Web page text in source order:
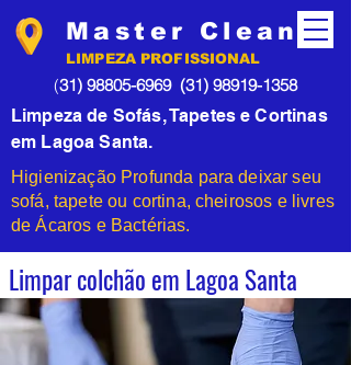
Master Clean
(31) 98805-6969 (31) 98919-1358
LIMPEZA PROFISSIONAL
Limpeza de Sofás, Tapetes e Cortinas
em Lagoa Santa.
Higienização Profunda para deixar seu
sofá, tapete ou cortina, cheirosos e livres
de Ácaros e Bactérias.
Limpar colchão em Lagoa Santa